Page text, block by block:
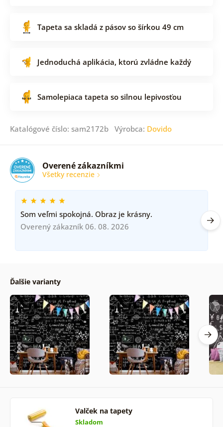
Tapeta sa skladá z pásov so šírkou 49 cm
Jednoduchá aplikácia, ktorú zvládne každý
Samolepiaca tapeta so silnou lepivosťou
Katalógové číslo: sam2172b Výrobca: Dovido
Overené zákazníkmi
Všetky recenzie
Som veľmi spokojná. Obraz je krásny.
Overený zákazník 06. 08. 2026
Ďalšie varianty
Valček na tapety
Skladom